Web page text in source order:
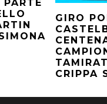
PARTE
GIRO
CRIPPA